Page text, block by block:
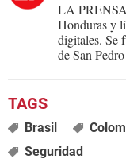
LA PRENSA
Honduras y
digitales. Se
de San
Brasil
Seguridad